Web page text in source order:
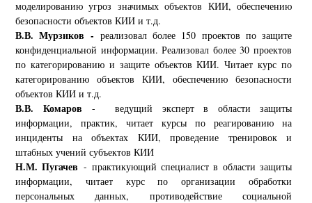
моделированию угроз значимых объектов КИИ, обеспечению
безопасности объектов КИИ и т.д.
В.В. Мурзиков - реализовал более 150 проектов по защите
конфиденциальной информации. Реализовал более 30 проектов
по категорированию и защите объектов КИИ. Читает курс по
категорированию объектов КИИ, обеспечению безопасности
объектов КИИ и т.д.
В.В. Комаров - ведущий эксперт в области защиты
информации, практик, читает курсы по реагированию на
инциденты на объектах КИИ, проведение тренировок и
штабных учений субъектов КИИ
Н.М. Пугачев - практикующий специалист в области защиты
информации, читает курс по организации обработки
персональных данных, противодействие социальной